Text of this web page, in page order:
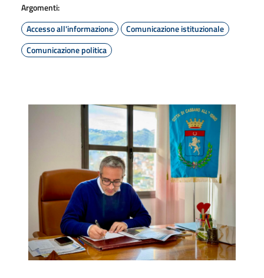
Argomenti:
Accesso all'informazione
Comunicazione istituzionale
Comunicazione politica